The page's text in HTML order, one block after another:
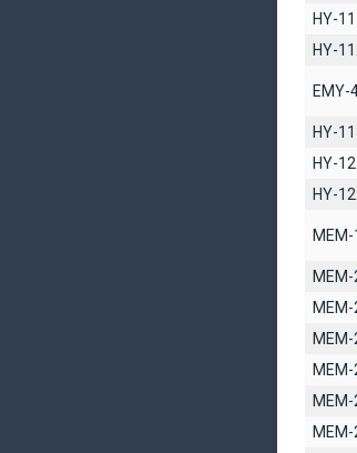
HY-
HY-
ΕΜΥ-
ΗΥ-
ΗΥ-
ΗΥ-
ΜΕΜ-
ΜΕΜ-
ΜΕΜ-
ΜΕΜ-
ΜΕΜ-
ΜΕΜ-
ΜΕΜ-